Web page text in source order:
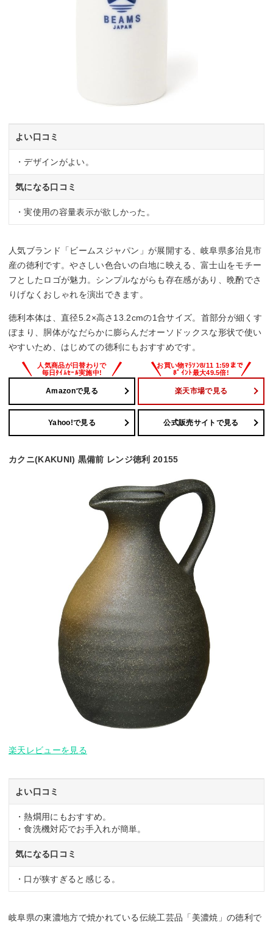
よい口コミ
・デザインがよい。
気になる口コミ
・実使用の容量表示が欲しかった。
人気ブランド「ビームスジャパン」が展開する、岐阜県多治見市
産の徳利です。やさしい色合いの白地に映える、富士山をモチー
フとしたロゴが魅力。シンプルながらも存在感があり、晩酌でさ
りげなくおしゃれを演出できます。
徳利本体は、直径5.2×高さ13.2cmの1合サイズ。首部分が細くす
ぼまり、胴体がなだらかに膨らんだオーソドックスな形状で使い
やすいため、はじめての徳利にもおすすめです。
Amazonで見る 楽天市場で見る
Yahoo!で見る 公式販売サイトで見る
カクニ(KAKUNI) 黒備前 レンジ徳利 20155
楽天レビューを見る
よい口コミ
・熱燗用にもおすすめ。
・食洗機対応でお手入れが簡単。
気になる口コミ
・口が狭すぎると感じる。
岐阜県の東濃地方で焼かれている伝統工芸品「美濃焼」の徳利で